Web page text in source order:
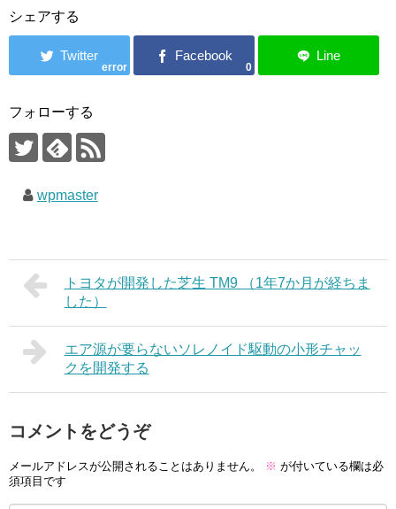
シェアする
error 0
フォローする
wpmaster
トヨタが開発した芝生 TM9 （1年7か月が経ちま
した）
エア源が要らないソレノイド駆動の小形チャッ
クを開発する
コメントをどうぞ
メールアドレスが公開されることはありません。 ※ が付いている欄は必
須項目です